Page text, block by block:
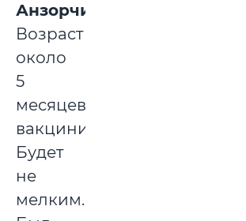
Анзорчик
Возраст
около
5
месяцев,
вакцинирован.
Будет
не
мелким.